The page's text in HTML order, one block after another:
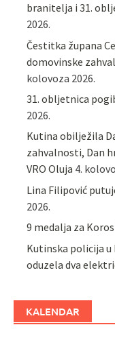
branitelja i 31.
2026.
Čestitka župana
domovinske
kolovoza 2026.
31. obljetnica
2026.
Kutina obilježila
zahvalnosti, Dan
VRO Oluja 4.
Lina Filipović
2026.
9 medalja za Koros
Kutinska policija
oduzela dva
KALENDAR